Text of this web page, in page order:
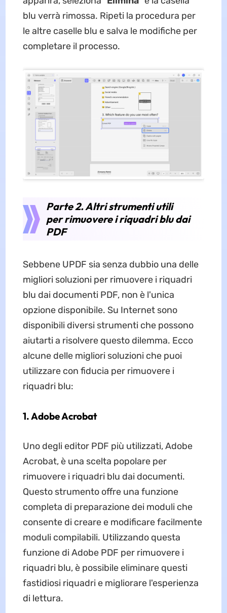
blu verrà rimossa. Ripeti la procedura per
le altre caselle blu e salva le modifiche per
completare il processo.
Parte 2. Altri strumenti utili
per rimuovere i riquadri blu dai
PDF
Sebbene UPDF sia senza dubbio una delle
migliori soluzioni per rimuovere i riquadri
blu dai documenti PDF, non è l'unica
opzione disponibile. Su Internet sono
disponibili diversi strumenti che possono
aiutarti a risolvere questo dilemma. Ecco
alcune delle migliori soluzioni che puoi
utilizzare con fiducia per rimuovere i
riquadri blu:
1. Adobe Acrobat
Uno degli editor PDF più utilizzati, Adobe
Acrobat, è una scelta popolare per
rimuovere i riquadri blu dai documenti.
Questo strumento offre una funzione
completa di preparazione dei moduli che
consente di creare e modificare facilmente
moduli compilabili. Utilizzando questa
funzione di Adobe PDF per rimuovere i
riquadri blu, è possibile eliminare questi
fastidiosi riquadri e migliorare l'esperienza
di lettura.